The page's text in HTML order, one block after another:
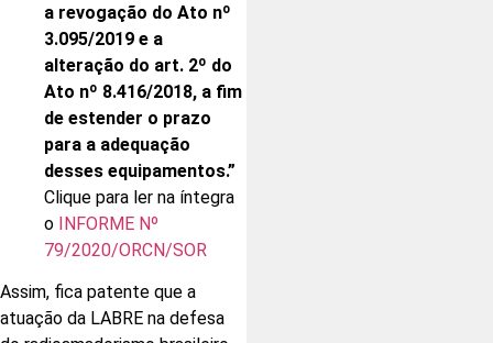
a revogação do Ato nº
3.095/2019 e a
alteração do art. 2º do
Ato nº 8.416/2018, a fim
de estender o prazo
para a adequação
desses equipamentos.”
Clique para ler na íntegra
o INFORME Nº
79/2020/ORCN/SOR
Assim, fica patente que a
atuação da LABRE na defesa